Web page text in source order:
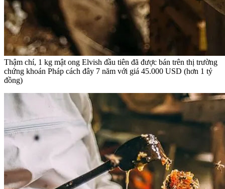
Thậm chí, 1 kg mật ong Elvish đầu tiên đã được bán trên thị trường
chứng khoán Pháp cách đây 7 năm với giá 45.000 USD (hơn 1 tỷ
đồng)